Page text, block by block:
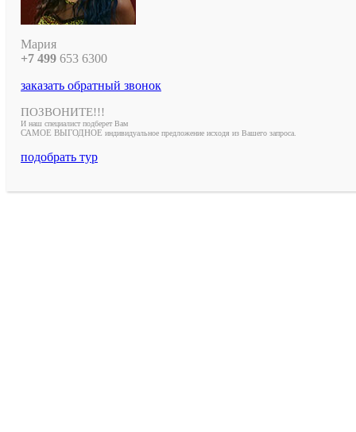
Мария
+7 499 653 6300
заказать обратный звонок
ПОЗВОНИТЕ!!!
И наш специалист подберет Вам
САМОЕ ВЫГОДНОЕ индивидуальное предложение исходя из Вашего запроса.
подобрать тур